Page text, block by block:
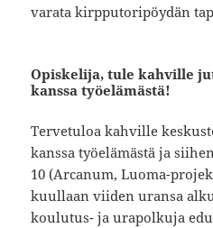
varata kirpputoripöydän
Opiskelija, tule kahville
kanssa työelämästä!
Tervetuloa kahville
kanssa työelämästä ja
10 (Arcanum, Luoma-
kuullaan viiden uransa
koulutus- ja urapolkuja